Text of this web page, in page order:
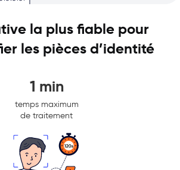
la plus fiable pour
les pièces d’identité
1 min
temps maximum
de traitement